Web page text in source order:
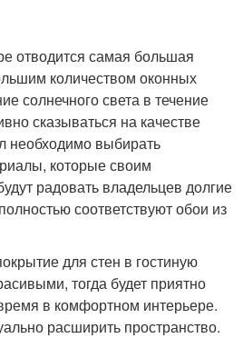
отводится самая большая
количеством оконных
солнечного света в течение
сказываться на качестве
необходимо выбирать
которые своим
радовать владельцев долгие
соответствуют обои из
для стен в гостиную
тогда будет приятно
в комфортном интерьере.
расширить пространство.